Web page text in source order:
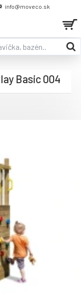
info@moveco.sk
Basic 004